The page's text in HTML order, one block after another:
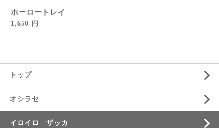
ホーロートレイ
1,650 円
トップ
オシラセ
イロイロ ザッカ